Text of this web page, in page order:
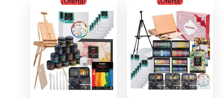
was:
$234.900.
price
is:
$199.900.
price
was:
$179.900.
is: